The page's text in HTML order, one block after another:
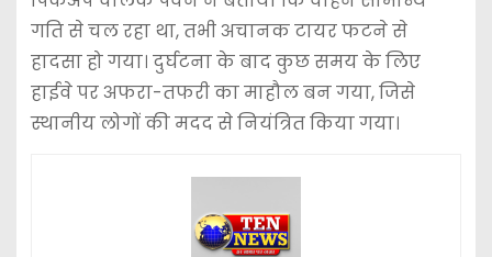
गति से चल रहा था, तभी अचानक टायर फटने से
हादसा हो गया। दुर्घटना के बाद कुछ समय के लिए
हाईवे पर अफरा-तफरी का माहौल बन गया, जिसे
स्थानीय लोगों की मदद से नियंत्रित किया गया।